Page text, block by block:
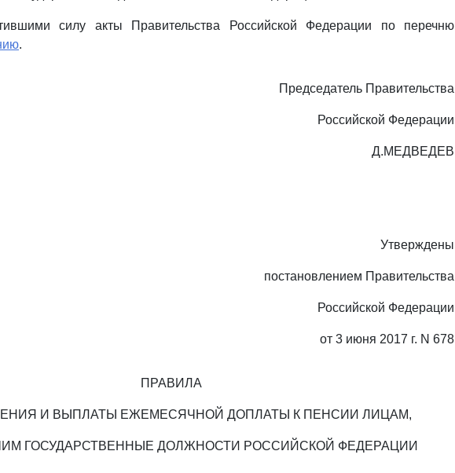
силу акты Правительства Российской Федерации по перечню
.
Председатель Правительства
Российской Федерации
Д.МЕДВЕДЕВ
Утверждены
постановлением Правительства
Российской Федерации
от 3 июня 2017 г. N 678
ПРАВИЛА
И ВЫПЛАТЫ ЕЖЕМЕСЯЧНОЙ ДОПЛАТЫ К ПЕНСИИ ЛИЦАМ,
ГОСУДАРСТВЕННЫЕ ДОЛЖНОСТИ РОССИЙСКОЙ ФЕДЕРАЦИИ